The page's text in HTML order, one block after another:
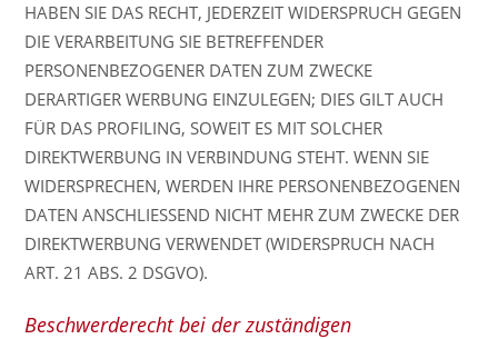
HABEN SIE DAS RECHT, JEDERZEIT WIDERSPRUCH GEGEN
DIE VERARBEITUNG SIE BETREFFENDER
PERSONENBEZOGENER DATEN ZUM ZWECKE
DERARTIGER WERBUNG EINZULEGEN; DIES GILT AUCH
FÜR DAS PROFILING, SOWEIT ES MIT SOLCHER
DIREKTWERBUNG IN VERBINDUNG STEHT. WENN SIE
WIDERSPRECHEN, WERDEN IHRE PERSONENBEZOGENEN
DATEN ANSCHLIESSEND NICHT MEHR ZUM ZWECKE DER
DIREKTWERBUNG VERWENDET (WIDERSPRUCH NACH
ART. 21 ABS. 2 DSGVO).
Beschwerderecht bei der zuständigen